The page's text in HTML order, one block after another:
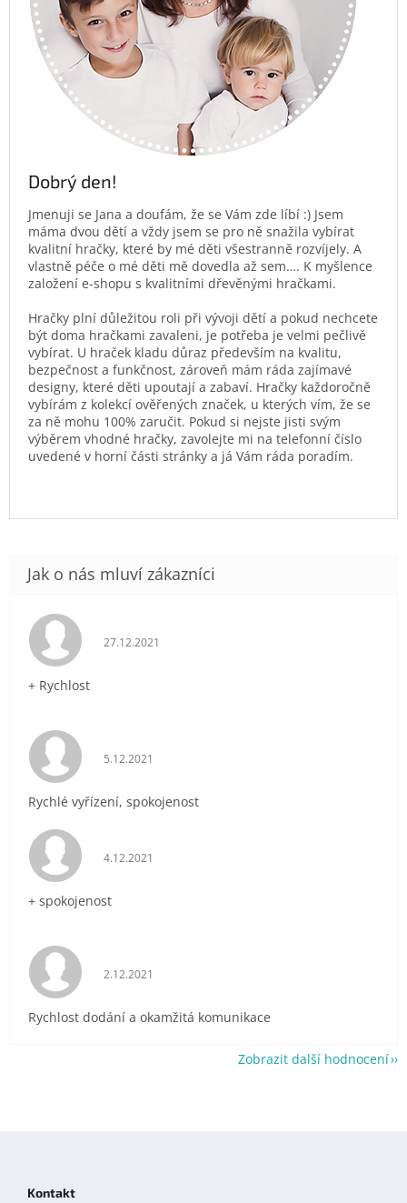
Dobrý den!
Jmenuji se Jana a doufám, že se Vám zde líbí :) Jsem
máma dvou dětí a vždy jsem se pro ně snažila vybírat
kvalitní hračky, které by mé děti všestranně rozvíjely. A
vlastně péče o mé děti mě dovedla až sem…. K myšlence
založení e-shopu s kvalitními dřevěnými hračkami.
Hračky plní důležitou roli při vývoji dětí a pokud nechcete
být doma hračkami zavaleni, je potřeba je velmi pečlivě
vybírat. U hraček kladu důraz především na kvalitu,
bezpečnost a funkčnost, zároveň mám ráda zajímavé
designy, které děti upoutají a zabaví. Hračky každoročně
vybírám z kolekcí ověřených značek, u kterých vím, že se
za ně mohu 100% zaručit. Pokud si nejste jisti svým
výběrem vhodné hračky, zavolejte mi na telefonní číslo
uvedené v horní části stránky a já Vám ráda poradím.
Hodnocení obchodu je 5 z 5 hvězdiček.
27.12.2021
+ Rychlost
Hodnocení obchodu je 5 z 5 hvězdiček.
5.12.2021
Rychlé vyřízení, spokojenost
Hodnocení obchodu je 5 z 5 hvězdiček.
4.12.2021
+ spokojenost
Hodnocení obchodu je 5 z 5 hvězdiček.
2.12.2021
Rychlost dodání a okamžitá komunikace
Zobrazit další hodnocení
Kontakt